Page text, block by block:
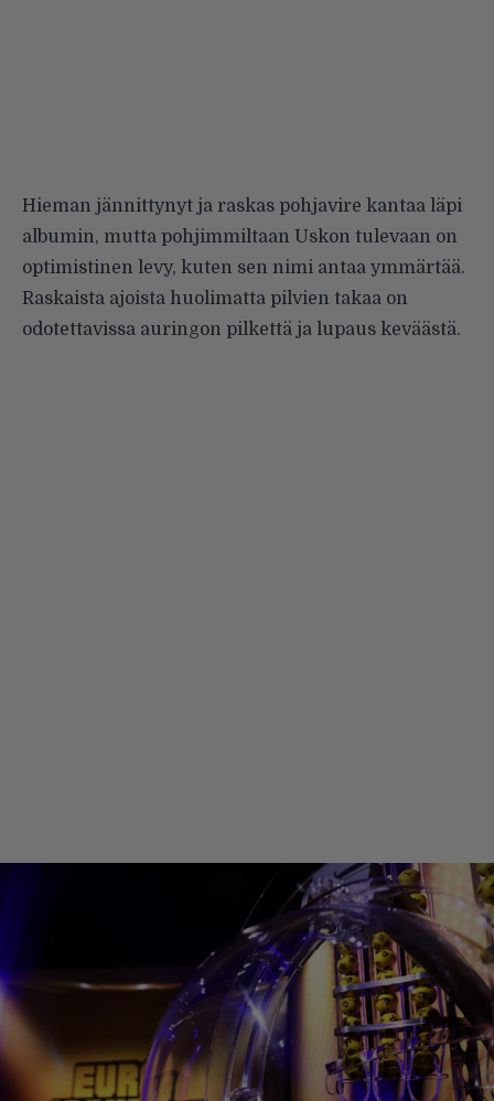
Hieman jännittynyt ja raskas pohjavire kantaa läpi
albumin, mutta pohjimmiltaan Uskon tulevaan on
optimistinen levy, kuten sen nimi antaa ymmärtää.
Raskaista ajoista huolimatta pilvien takaa on
odotettavissa auringon pilkettä ja lupaus keväästä.